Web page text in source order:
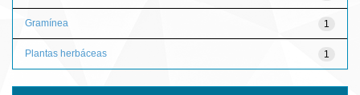
1
Gramínea
1
Plantas herbáceas